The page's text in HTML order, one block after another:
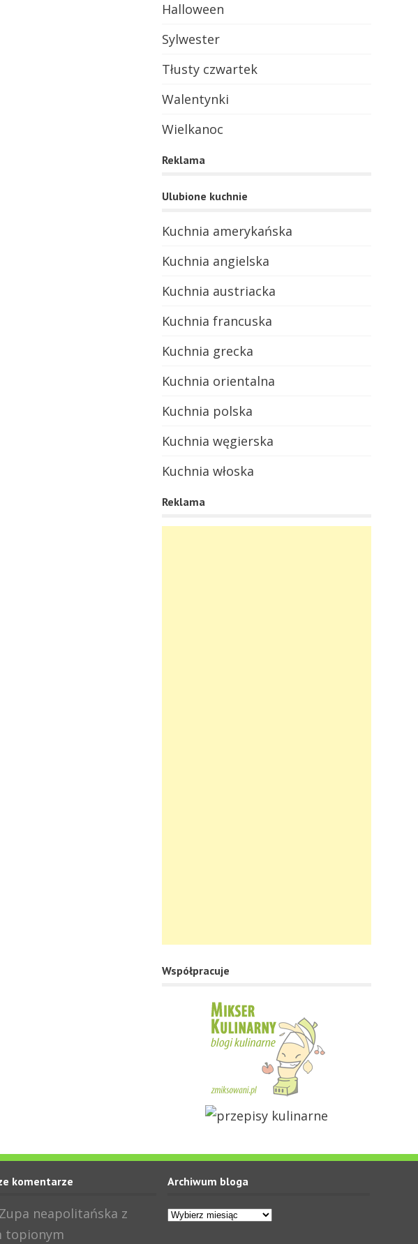
Halloween
Sylwester
Tłusty czwartek
Walentynki
Wielkanoc
Reklama
Ulubione kuchnie
Kuchnia amerykańska
Kuchnia angielska
Kuchnia austriacka
Kuchnia francuska
Kuchnia grecka
Kuchnia orientalna
Kuchnia polska
Kuchnia węgierska
Kuchnia włoska
Reklama
Współpracuje
komentarze
Zupa neapolitańska z
topionym
Archiwum bloga
Archiwum